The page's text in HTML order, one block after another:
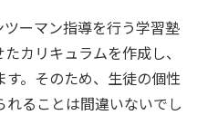
ーマン指導を行う学習塾
カリキュラムを作成し、
。そのため、生徒の個性
ることは間違いないでし